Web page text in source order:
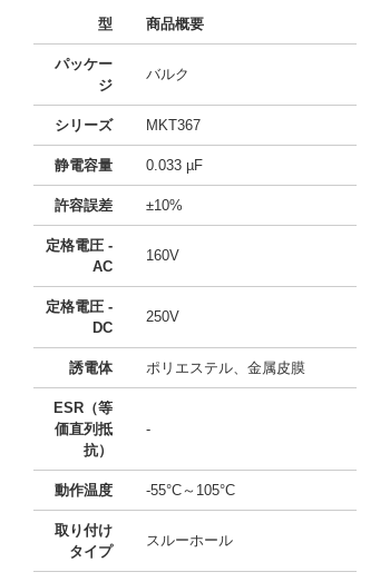
型 商品概要
パッケー
ジ
バルク
シリーズ MKT367
静電容量 0.033 µF
許容誤差 ±10%
定格電圧 -
AC
160V
定格電圧 -
DC
250V
誘電体 ポリエステル、金属皮膜
ESR（等
価直列抵
抗）
-
動作温度 -55°C～105°C
取り付け
タイプ
スルーホール